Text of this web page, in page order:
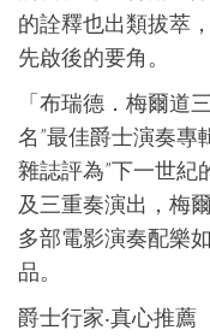
的詮釋也出類拔萃
先啟後的要角。
「布瑞德．梅爾道
名”最佳爵士演奏專
雜誌評為”下一世紀
及三重奏演出，梅
多部電影演奏配樂
品。
爵士行家‧真心推薦